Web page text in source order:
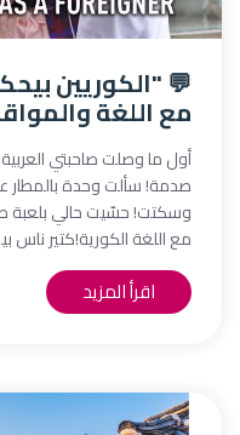
💬 "الكوريين
مع اللغة
أول ما وصلت صاحبتي العربية
صدمة! سألت وحدة
وسكتت! حسّيت حالي بلعبة
مع اللغة الكورية!كتير ناس
اقرأ المزيد